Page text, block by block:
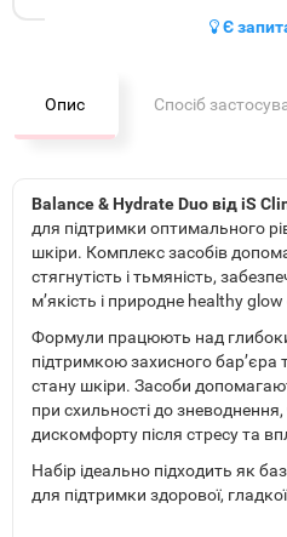
Є
Опис Спосіб
Balance & Hydrate Duo від iS
для підтримки оптимального
шкіри. Комплекс засобів
стягнутість і тьмяність,
м’якість і природне healthy
Формули працюють над
підтримкою захисного
стану шкіри. Засоби
при схильності до зневоднення,
дискомфорту після стресу та
Набір ідеально підходить як
для підтримки здорової,